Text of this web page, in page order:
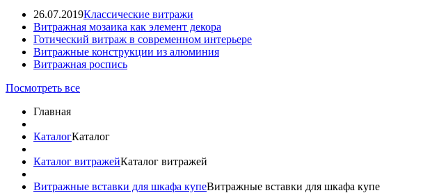
26.07.2019Классические витражи
Витражная мозаика как элемент декора
Готический витраж в современном интерьере
Витражные конструкции из алюминия
Витражная роспись
Посмотреть все
Главная
КаталогКаталог
Каталог витражейКаталог витражей
Витражные вставки для шкафа купеВитражные вставки для шкафа купе